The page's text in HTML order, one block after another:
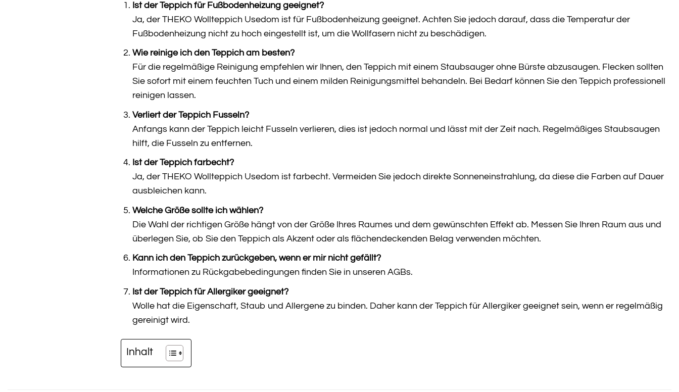
Ist der Teppich für Fußbodenheizung geeignet?
Ja, der THEKO Wollteppich Usedom ist für Fußbodenheizung geeignet. Achten Sie jedoch darauf, dass die Temperatur der
Fußbodenheizung nicht zu hoch eingestellt ist, um die Wollfasern nicht zu beschädigen.
Wie reinige ich den Teppich am besten?
Für die regelmäßige Reinigung empfehlen wir Ihnen, den Teppich mit einem Staubsauger ohne Bürste abzusaugen. Flecken sollten
Sie sofort mit einem feuchten Tuch und einem milden Reinigungsmittel behandeln. Bei Bedarf können Sie den Teppich professionell
reinigen lassen.
Verliert der Teppich Fusseln?
Anfangs kann der Teppich leicht Fusseln verlieren, dies ist jedoch normal und lässt mit der Zeit nach. Regelmäßiges Staubsaugen
hilft, die Fusseln zu entfernen.
Ist der Teppich farbecht?
Ja, der THEKO Wollteppich Usedom ist farbecht. Vermeiden Sie jedoch direkte Sonneneinstrahlung, da diese die Farben auf Dauer
ausbleichen kann.
Welche Größe sollte ich wählen?
Die Wahl der richtigen Größe hängt von der Größe Ihres Raumes und dem gewünschten Effekt ab. Messen Sie Ihren Raum aus und
überlegen Sie, ob Sie den Teppich als Akzent oder als flächendeckenden Belag verwenden möchten.
Kann ich den Teppich zurückgeben, wenn er mir nicht gefällt?
Informationen zu Rückgabebedingungen finden Sie in unseren AGBs.
Ist der Teppich für Allergiker geeignet?
Wolle hat die Eigenschaft, Staub und Allergene zu binden. Daher kann der Teppich für Allergiker geeignet sein, wenn er regelmäßig
gereinigt wird.
Inhalt